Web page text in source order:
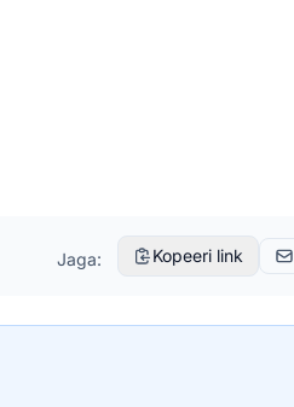
Jaga: Kopeeri link